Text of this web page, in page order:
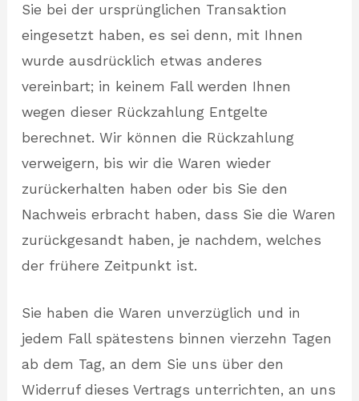
Sie bei der ursprünglichen Transaktion
eingesetzt haben, es sei denn, mit Ihnen
wurde ausdrücklich etwas anderes
vereinbart; in keinem Fall werden Ihnen
wegen dieser Rückzahlung Entgelte
berechnet. Wir können die Rückzahlung
verweigern, bis wir die Waren wieder
zurückerhalten haben oder bis Sie den
Nachweis erbracht haben, dass Sie die Waren
zurückgesandt haben, je nachdem, welches
der frühere Zeitpunkt ist.
Sie haben die Waren unverzüglich und in
jedem Fall spätestens binnen vierzehn Tagen
ab dem Tag, an dem Sie uns über den
Widerruf dieses Vertrags unterrichten, an uns